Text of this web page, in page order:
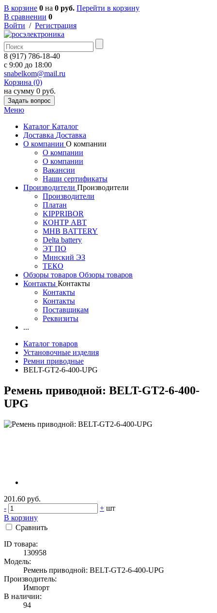
В корзине 0 на 0 руб. Перейти в корзину
В сравнении 0
Войти / Регистрация
8 (917) 786-18-40
c 9:00 до 18:00
snabelkom@mail.ru
Корзина (0)
на сумму 0 руб.
Задать вопрос
Меню
Каталог Каталог
Доставка Доставка
О компании О компании
О компании
О компании
Вакансии
Наши сертификаты
Производители Производители
Производители
Платан
KIPPRIBOR
КОНТР АВТ
MHB BATTERY
Delta battery
ЭT ПО
Минский ЭЗ
ТЕКО
Обзоры товаров Обзоры товаров
Контакты Контакты
Контакты
Контакты
Поставщикам
Реквизиты
...
Каталог товаров
Установочные изделия
Ремни приводные
BELT-GT2-6-400-UPG
Ремень приводной: BELT-GT2-6-400-
UPG
201.60 руб.
-
+ шт
В корзину
Сравнить
ID товара:
130958
Модель:
Ремень приводной: BELT-GT2-6-400-UPG
Производитель:
Импорт
В наличии:
94